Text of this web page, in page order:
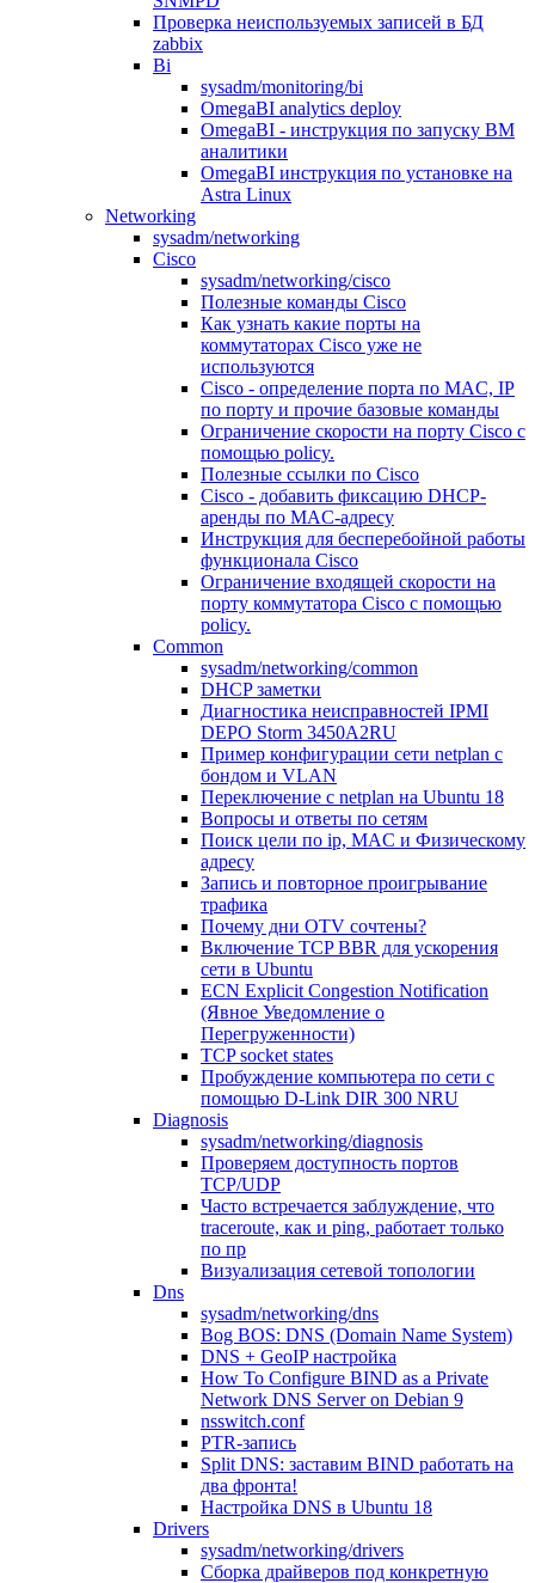
Проверка неиспользуемых записей в БД
zabbix
Bi
sysadm/monitoring/bi
OmegaBI analytics deploy
OmegaBI - инструкция по запуску ВМ
аналитики
OmegaBI инструкция по установке на
Astra Linux
Networking
sysadm/networking
Cisco
sysadm/networking/cisco
Полезные команды Cisco
Как узнать какие порты на
коммутаторах Cisco уже не
используются
Cisco - определение порта по MAC, IP
по порту и прочие базовые команды
Ограничение скорости на порту Cisco c
помощью policy.
Полезные ссылки по Cisco
Cisco - добавить фиксацию DHCP-
аренды по MAC-адресу
Инструкция для бесперебойной работы
функционала Cisco
Ограничение входящей скорости на
порту коммутатора Cisco c помощью
policy.
Common
sysadm/networking/common
DHCP заметки
Диагностика неисправностей IPMI
DEPO Storm 3450A2RU
Пример конфигурации сети netplan с
бондом и VLAN
Переключение с netplan на Ubuntu 18
Вопросы и ответы по сетям
Поиск цели по ip, MAC и Физическому
адресу
Запись и повторное проигрывание
трафика
Почему дни OTV сочтены?
Включение TCP BBR для ускорения
сети в Ubuntu
ECN Explicit Congestion Notification
(Явное Уведомление о
Перегруженности)
TCP socket states
Пробуждение компьютера по сети с
помощью D-Link DIR 300 NRU
Diagnosis
sysadm/networking/diagnosis
Проверяем доступность портов
TCP/UDP
Часто встречается заблуждение, что
traceroute, как и ping, работает только
по пр
Визуализация сетевой топологии
Dns
sysadm/networking/dns
Bog BOS: DNS (Domain Name System)
DNS + GeoIP настройка
How To Configure BIND as a Private
Network DNS Server on Debian 9
nsswitch.conf
PTR-запись
Split DNS: заставим BIND работать на
два фронта!
Настройка DNS в Ubuntu 18
Drivers
sysadm/networking/drivers
Сборка драйверов под конкретную